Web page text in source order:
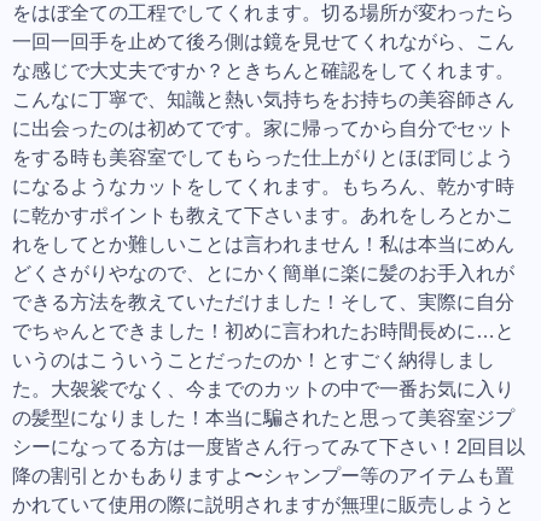
をはぼ全ての工程でしてくれます。切る場所が変わったら
一回一回手を止めて後ろ側は鏡を見せてくれながら、こん
な感じで大丈夫ですか？ときちんと確認をしてくれます。
こんなに丁寧で、知識と熱い気持ちをお持ちの美容師さん
に出会ったのは初めてです。家に帰ってから自分でセット
をする時も美容室でしてもらった仕上がりとほぼ同じよう
になるようなカットをしてくれます。もちろん、乾かす時
に乾かすポイントも教えて下さいます。あれをしろとかこ
れをしてとか難しいことは言われません！私は本当にめん
どくさがりやなので、とにかく簡単に楽に髪のお手入れが
できる方法を教えていただけました！そして、実際に自分
でちゃんとできました！初めに言われたお時間長めに…と
いうのはこういうことだったのか！とすごく納得しまし
た。大袈裟でなく、今までのカットの中で一番お気に入り
の髪型になりました！本当に騙されたと思って美容室ジプ
シーになってる方は一度皆さん行ってみて下さい！2回目以
降の割引とかもありますよ〜シャンプー等のアイテムも置
かれていて使用の際に説明されますが無理に販売しようと